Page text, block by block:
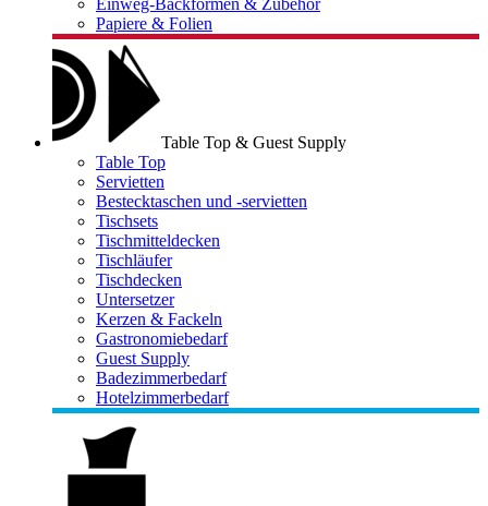
Einweg-Backformen & Zubehör
Papiere & Folien
Table Top & Guest Supply
Table Top
Servietten
Bestecktaschen und -servietten
Tischsets
Tischmitteldecken
Tischläufer
Tischdecken
Untersetzer
Kerzen & Fackeln
Gastronomiebedarf
Guest Supply
Badezimmerbedarf
Hotelzimmerbedarf